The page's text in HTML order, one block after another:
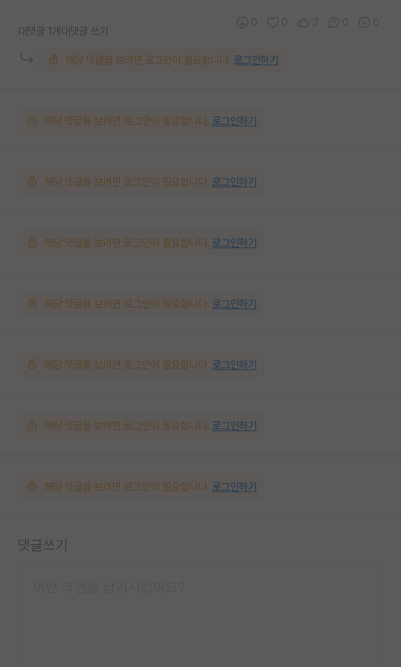
대댓글 1개 대댓글 쓰기
해당 댓글을 보려면 로그인이 필요합니다. 로그인하기
해당 댓글을 보려면 로그인이 필요합니다. 로그인하기
해당 댓글을 보려면 로그인이 필요합니다. 로그인하기
해당 댓글을 보려면 로그인이 필요합니다. 로그인하기
해당 댓글을 보려면 로그인이 필요합니다. 로그인하기
해당 댓글을 보려면 로그인이 필요합니다. 로그인하기
해당 댓글을 보려면 로그인이 필요합니다. 로그인하기
해당 댓글을 보려면 로그인이 필요합니다. 로그인하기
댓글쓰기